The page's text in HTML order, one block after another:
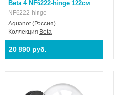
Beta 4 NF6222-hinge 122см
NF6222-hinge
Aquanet(Россия)
Коллекция Beta
20 890 руб.